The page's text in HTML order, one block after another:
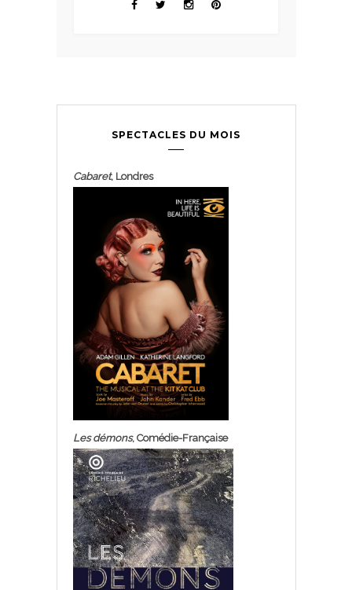
SPECTACLES DU MOIS
Cabaret, Londres
Les démons, Comédie-Française